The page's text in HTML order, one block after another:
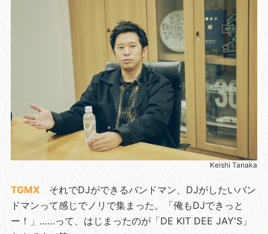
Keishi Tanaka
TGMX
それでDJができるバンドマン、DJがしたいバン
ドマンって感じでノリで集まった。「俺もDJできっと
ー！」……って、はじまったのが「DE KIT DEE JAY'S」